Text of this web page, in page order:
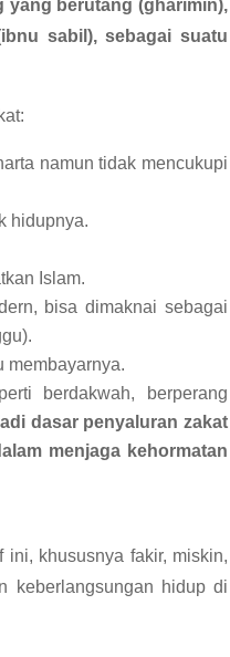
yang berutang (gharimin),
sabil), sebagai suatu
namun tidak mencukupi
hidupnya.
Islam.
bisa dimaknai sebagai
membayarnya.
berdakwah, berperang
dasar penyaluran zakat
menjaga kehormatan
ini, khususnya fakir, miskin,
keberlangsungan hidup di